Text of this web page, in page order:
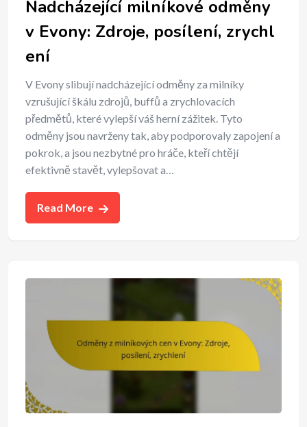
Nadcházející milníkové odměny
v Evony: Zdroje, posílení, zrychl
ení
V Evony slibují nadcházející odměny za milníky
vzrušující škálu zdrojů, buffů a zrychlovacích
předmětů, které vylepší váš herní zážitek. Tyto
odměny jsou navrženy tak, aby podporovaly zapojení a
pokrok, a jsou nezbytné pro hráče, kteří chtějí
efektivně stavět, vylepšovat a…
Read More